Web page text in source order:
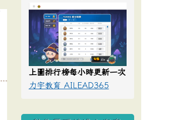
上圖排行榜每小時更新一次
力宇教育 AILEAD365